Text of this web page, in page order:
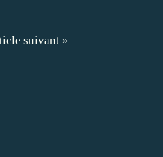
suivant »